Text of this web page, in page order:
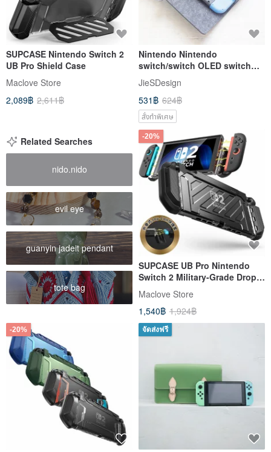
SUPCASE Nintendo Switch 2
UB Pro Shield Case
Maclove Store
2,089฿ 2,611฿
Nintendo Nintendo
switch/switch OLED switch
Lite protective case protective
bag
JieSDesign
531฿ 624฿
สั่งทำพิเศษ
Related Searches
nido.nido
evil eye
guanyin jadeit pendant
tote bag
-20%
SUPCASE UB Pro Nintendo
Switch 2 Military-Grade Drop
Protection Case
Maclove Store
1,540฿ 1,924฿
-20% จัดส่งฟรี